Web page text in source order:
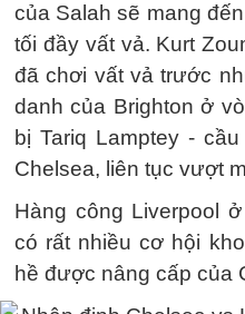
của Salah sẽ mang
tối đầy vất vả. Kurt
đã chơi vất vả trước
danh của Brighton ở
bị Tariq Lamptey -
Chelsea, liên tục vượt
Hàng công Liverpool
có rất nhiều cơ hội
hề được nâng cấp của